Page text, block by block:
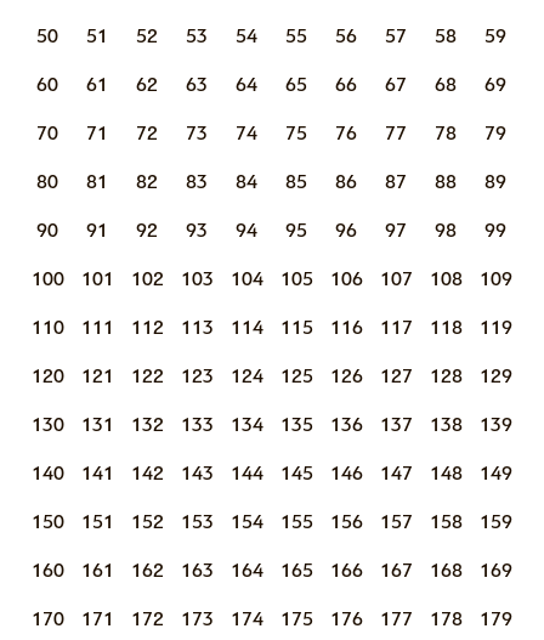
50 51 52 53 54 55 56 57 58 59
60 61 62 63 64 65 66 67 68 69
70 71 72 73 74 75 76 77 78 79
80 81 82 83 84 85 86 87 88 89
90 91 92 93 94 95 96 97 98 99
100 101 102 103 104 105 106 107 108 109
110 111 112 113 114 115 116 117 118 119
120 121 122 123 124 125 126 127 128 129
130 131 132 133 134 135 136 137 138 139
140 141 142 143 144 145 146 147 148 149
150 151 152 153 154 155 156 157 158 159
160 161 162 163 164 165 166 167 168 169
170 171 172 173 174 175 176 177 178 179